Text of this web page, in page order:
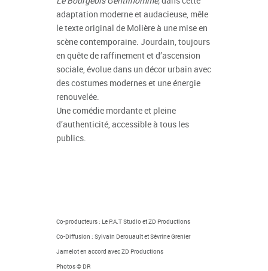
adaptation moderne et audacieuse, mêle
le texte original de Molière à une mise en
scène contemporaine. Jourdain, toujours
en quête de raffinement et d’ascension
sociale, évolue dans un décor urbain avec
des costumes modernes et une énergie
renouvelée.
Une comédie mordante et pleine
d’authenticité, accessible à tous les
publics.
Co-producteurs : Le P.A.T Studio et ZD Productions
Co-Diffusion : Sylvain Derouault et Sévrine Grenier
Jamelot en accord avec ZD Productions
Photos© DR